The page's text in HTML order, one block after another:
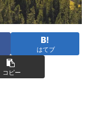
はてブ
コピー